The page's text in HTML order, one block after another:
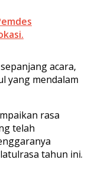
acara,
yang mendalam
rasa
telah
tahun ini.